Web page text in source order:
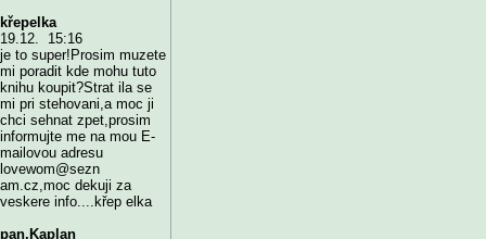
křepelka
19.12. 15:16
je to super!Prosim muzete
mi poradit kde mohu tuto
knihu koupit?Strat ila se
mi pri stehovani,a moc ji
chci sehnat zpet,prosim
informujte me na mou E-
mailovou adresu
lovewom@sezn
am.cz,moc dekuji za
veskere info....křep elka
pan.Kaplan